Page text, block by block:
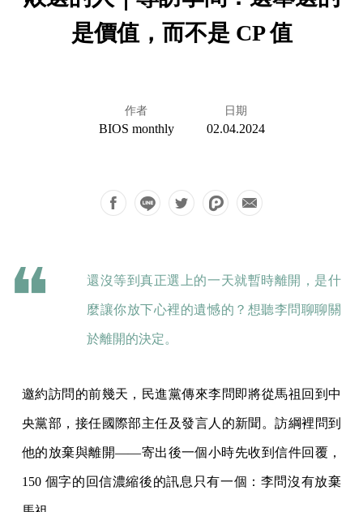
是價值，而不是 CP 值
作者
BIOS monthly
日期
02.04.2024
還沒等到真正選上的一天就暫時離開，是什
麼讓你放下心裡的遺憾的？想聽李問聊聊關
於離開的決定。
邀約訪問的前幾天，民進黨傳來李問即將從馬祖回到中
央黨部，接任國際部主任及發言人的新聞。訪綱裡問到
他的放棄與離開——寄出後一個小時先收到信件回覆，
150 個字的回信濃縮後的訊息只有一個：李問沒有放棄